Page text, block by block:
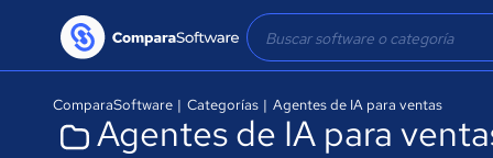
ComparaSoftware | Categorías | Agentes de IA para ventas
Agentes de IA para